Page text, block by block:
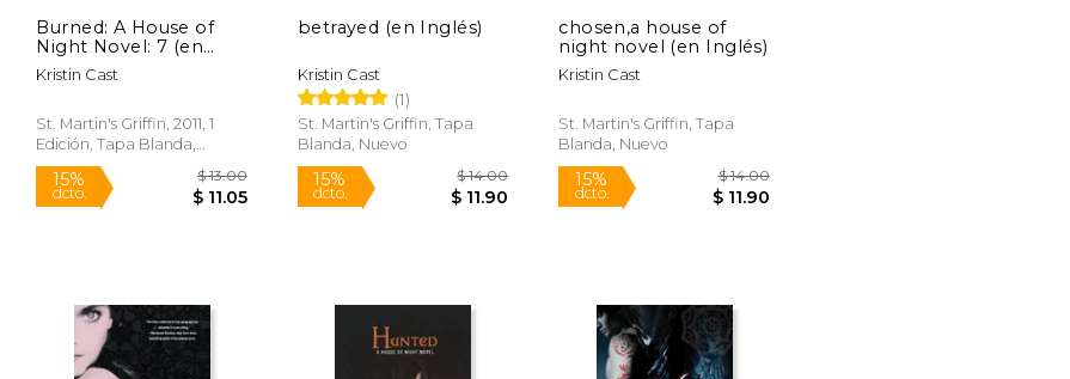
Burned: A House of
Night Novel: 7 (en
Inglés)
Kristin Cast
St. Martin's Griffin, 2011, 1
Edición, Tapa Blanda,
Nuevo
Rápido
betrayed (en Inglés)
Kristin Cast
(1)
St. Martin's Griffin, Tapa
Blanda, Nuevo
Rápido
chosen,a house of
night novel (en Inglés)
Kristin Cast
St. Martin's Griffin, Tapa
Blanda, Nuevo
Rápido